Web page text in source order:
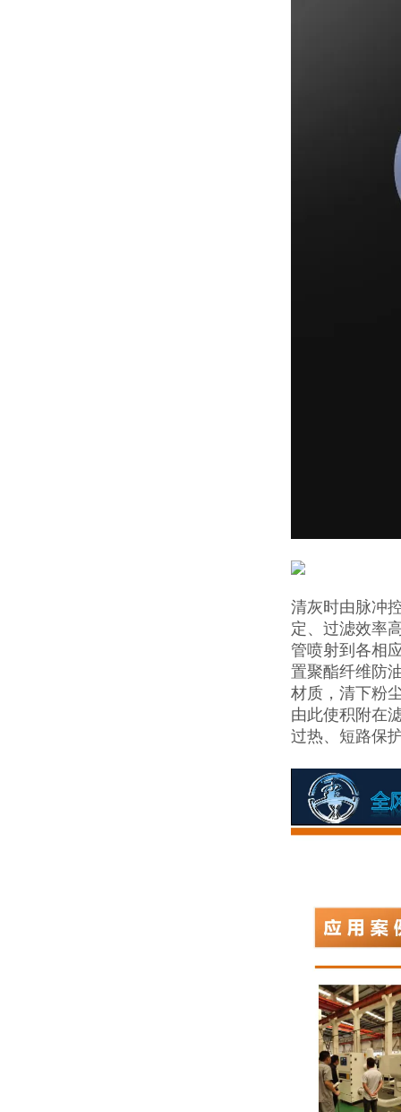
清灰时由脉冲
定、过滤效率
管喷射到各相
置聚酯纤维防
材质，清下粉
由此使积附在
过热、短路保